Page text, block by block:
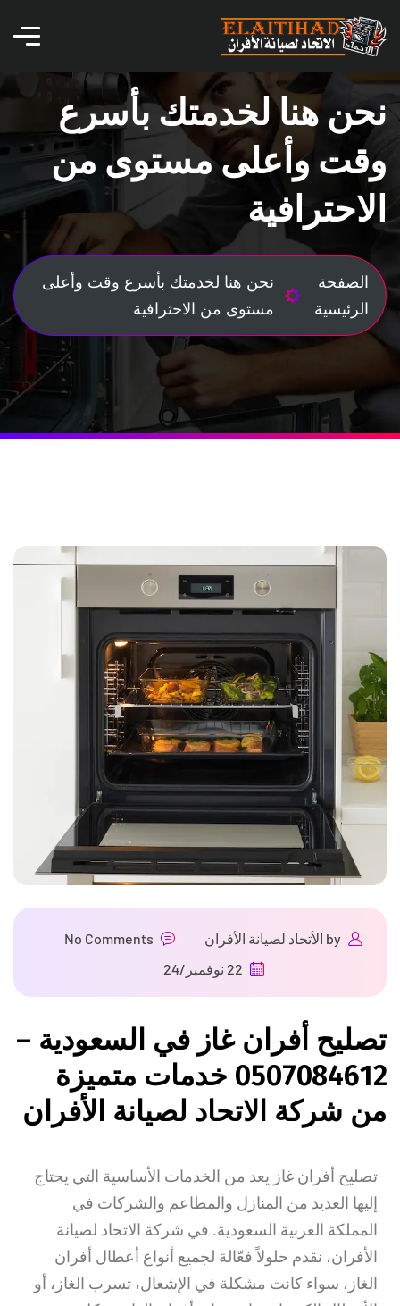
نحن هنا لخدمتك بأسرع
وقت وأعلى مستوى من
الاحترافية
الصفحة
الرئيسية
نحن هنا لخدمتك بأسرع وقت وأعلى
مستوى من الاحترافية
by الأتحاد لصيانة الأفران
No Comments
22 نوفمبر/24
تصليح أفران غاز في السعودية –
0507084612 خدمات متميزة
من شركة الاتحاد لصيانة الأفران
تصليح أفران غاز يعد من الخدمات الأساسية التي يحتاج
إليها العديد من المنازل والمطاعم والشركات في
المملكة العربية السعودية. في شركة الاتحاد لصيانة
الأفران، نقدم حلولاً فعّالة لجميع أنواع أعطال أفران
الغاز، سواء كانت مشكلة في الإشعال، تسرب الغاز، أو